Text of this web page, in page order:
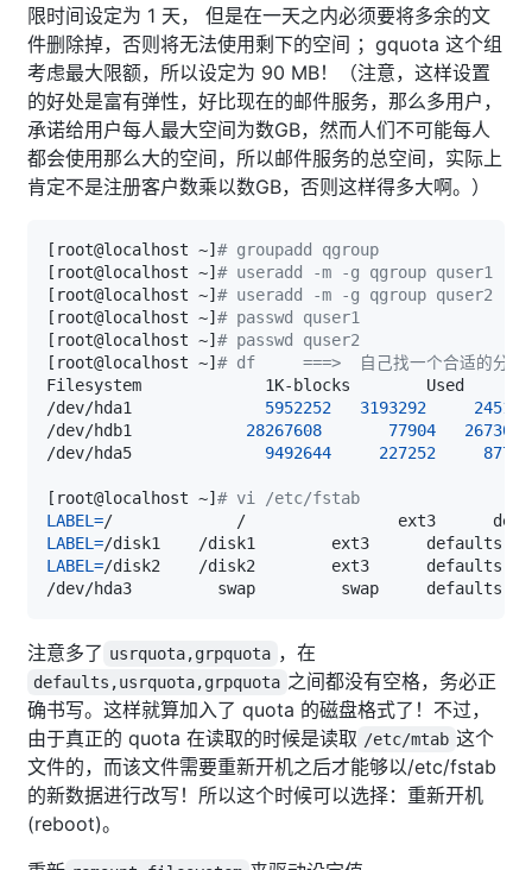
限时间设定为 1 天， 但是在一天之内必须要将多余的文
件删除掉，否则将无法使用剩下的空间 ；gquota 这个组
考虑最大限额，所以设定为 90 MB！（注意，这样设置
的好处是富有弹性，好比现在的邮件服务，那么多用户，
承诺给用户每人最大空间为数GB，然而人们不可能每人
都会使用那么大的空间，所以邮件服务的总空间，实际上
肯定不是注册客户数乘以数GB，否则这样得多大啊。）
[ root@localhost ~] # groupadd qgroup
[ root@localhost ~] # useradd -m -g qgroup quser1
[ root@localhost ~] # useradd -m -g qgroup quser2
[ root@localhost ~] # passwd quser1
[ root@localhost ~] # passwd quser2
[ root@localhost ~] # df     ===>  自己找一个合适的分区
/dev/hda1 5952252 3193292
/dev/hdb1 28267608 77904
/dev/hda5 9492644 227252
[ root@localhost ~] # vi /etc/fstab
LABEL =/             /
LABEL =/disk1    /disk1
LABEL =/disk2    /disk2        ext3
/dev/hda3         swap
注意多了 usrquota,grpquota ，在
defaults,usrquota,grpquota 之间都没有空格，务必正
确书写。这样就算加入了 quota 的磁盘格式了！不过，
由于真正的 quota 在读取的时候是读取 /etc/mtab 这个
文件的，而该文件需要重新开机之后才能够以/etc/fstab
的新数据进行改写！所以这个时候可以选择：重新开机
(reboot)。